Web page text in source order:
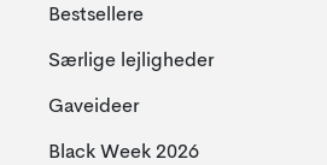
Bestsellere
Særlige lejligheder
Gaveideer
Black Week 2026